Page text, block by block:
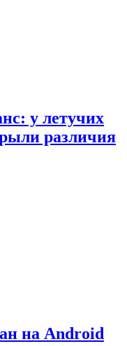
у летучих
различия
на Android